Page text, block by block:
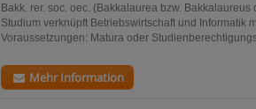
Bakk. rer. soc. oec. (Bakkalaurea bzw.
Studium verknüpft Betriebswirtschaft und Informatik
Voraussetzungen: Matura oder
Mehr Information